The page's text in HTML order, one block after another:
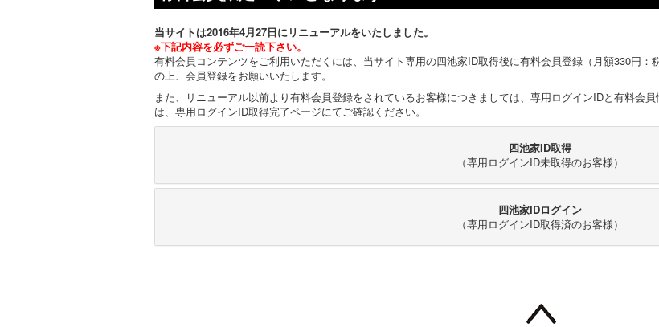
当サイトは2016年4月27日にリニューアルをいたしました。
※下記内容を必ずご一読下さい。
有料会員コンテンツをご利用いただくには、当サイト専用の四池家ID取得後に有料会員登録（月額330円
の上、会員登録をお願いいたします。
また、リニューアル以前より有料会員登録をされているお客様につきましては、専用ログインIDと有料会
は、専用ログインID取得完了ページにてご確認ください。
四池家ID取得
（専用ログインID未取得のお客様）
四池家IDログイン
（専用ログインID取得済のお客様）